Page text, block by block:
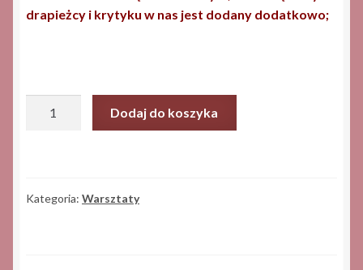
drapieżcy i krytyku w nas jest dodany dodatkowo;
rok
Dodaj do koszyka
Kategoria: Warsztaty